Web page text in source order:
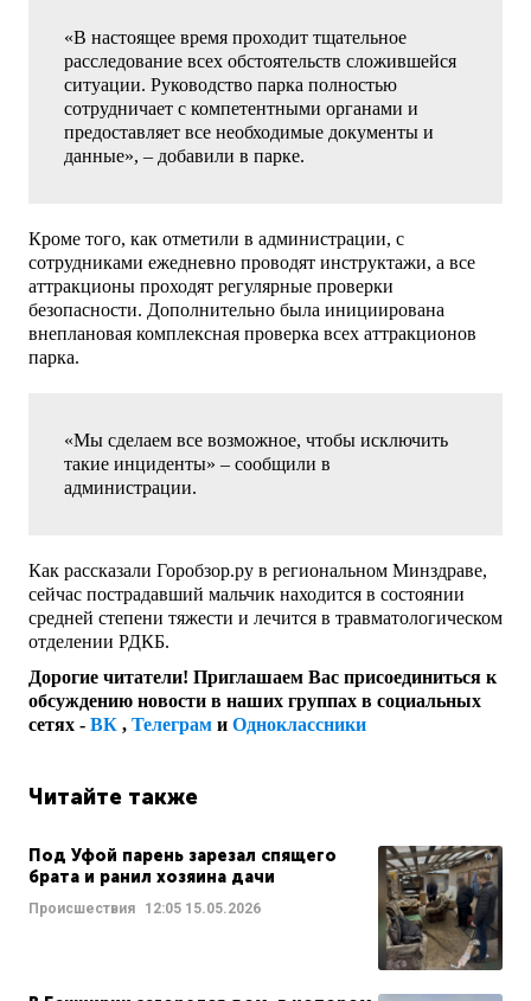
«В настоящее время проходит тщательное
расследование всех обстоятельств сложившейся
ситуации. Руководство парка полностью
сотрудничает с компетентными органами и
предоставляет все необходимые документы и
данные», – добавили в парке.
Кроме того, как отметили в администрации, с
сотрудниками ежедневно проводят инструктажи, а все
аттракционы проходят регулярные проверки
безопасности. Дополнительно была инициирована
внеплановая комплексная проверка всех аттракционов
парка.
«Мы сделаем все возможное, чтобы исключить
такие инциденты» – сообщили в
администрации.
Как рассказали Горобзор.ру в региональном Минздраве,
сейчас пострадавший мальчик находится в состоянии
средней степени тяжести и лечится в травматологическом
отделении РДКБ.
Дорогие читатели! Приглашаем Вас присоединиться к
обсуждению новости в наших группах в социальных
сетях - ВК , Телеграм и Одноклассники
Читайте также
Под Уфой парень зарезал спящего
брата и ранил хозяина дачи
Происшествия 12:05 15.05.2026